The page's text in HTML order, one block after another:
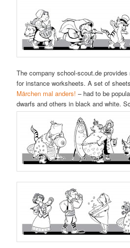
The company school-scout.de
for instance worksheets. A set of
Märchen mal anders! – had to be
dwarfs and others in black and white.